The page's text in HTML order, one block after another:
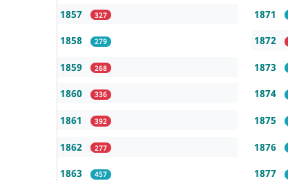
1857 327
1858 279
1859 268
1860 336
1861 392
1862 277
1863 457
1871
1872
1873
1874
1875
1876
1877